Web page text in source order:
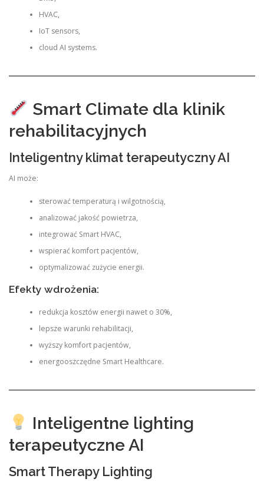
HVAC,
IoT sensors,
cloud AI systems.
Smart Climate dla klinik
rehabilitacyjnych
Inteligentny klimat terapeutyczny AI
AI może:
sterować temperaturą i wilgotnością,
analizować jakość powietrza,
integrować Smart HVAC,
wspierać komfort pacjentów,
optymalizować zużycie energii.
Efekty wdrożenia:
redukcja kosztów energii nawet o 30%,
lepsze warunki rehabilitacji,
wyższy komfort pacjentów,
energooszczędne Smart Healthcare.
Inteligentne lighting
terapeutyczne AI
Smart Therapy Lighting